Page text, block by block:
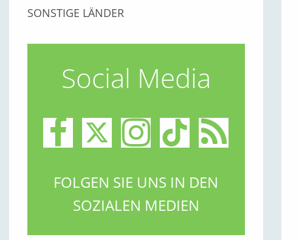
SONSTIGE LÄNDER
Social Media
FOLGEN SIE UNS IN DEN
SOZIALEN MEDIEN